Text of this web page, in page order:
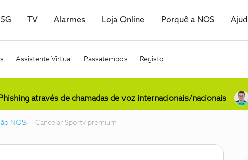
TV Alarmes Loja Online Porquê a NOS
Assistente Virtual Passatempos Registo
através de chamadas de voz internacionais/nacionais
NOS Cancelar Sportv premium